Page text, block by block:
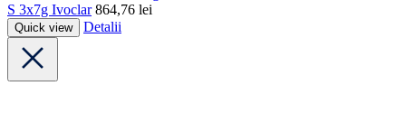
S 3x7g Ivoclar 864,76 lei
Quick view Detalii